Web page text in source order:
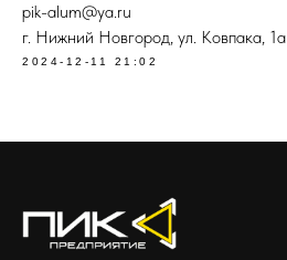
pik-alum@ya.ru
г. Нижний Новгород, ул. Ковпака, 1а
2024-12-11 21:02